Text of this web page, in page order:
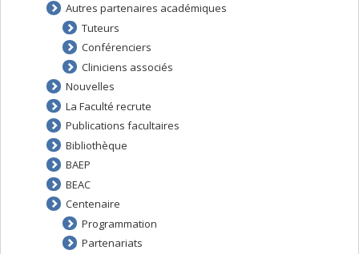
Autres partenaires académiques
Tuteurs
Conférenciers
Cliniciens associés
Nouvelles
La Faculté recrute
Publications facultaires
Bibliothèque
BAEP
BEAC
Centenaire
Programmation
Partenariats